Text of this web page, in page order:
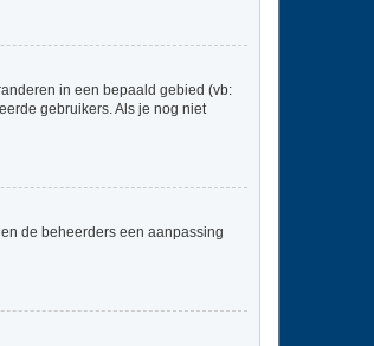
in een bepaald gebied (vb:
gebruikers. Als je nog niet
de beheerders een aanpassing